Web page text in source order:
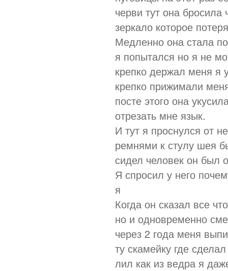
черви тут она бросила
зеркало которое
Медленно она стала
я попытался но я не
крепко держал меня я
крепко прижимали
посте этого она
отрезать мне язык.
И тут я проснулся от
ремнями к стулу шея
сидел человек он был
Я спросил у него
я
Когда он сказал все
но и одновременно
через 2 года меня
ту скамейку где
лил как из ведра я